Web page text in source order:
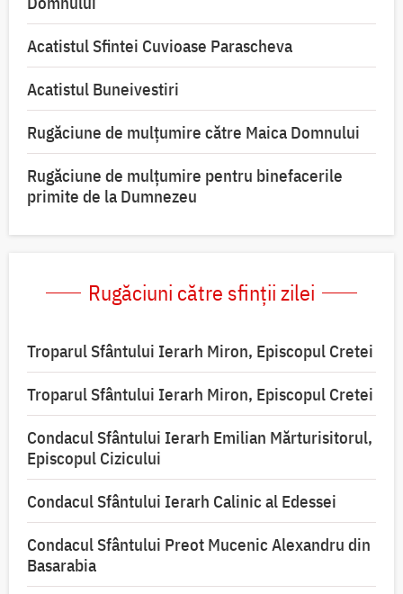
Acatistul Sfintei Cuvioase Parascheva
Acatistul Buneivestiri
Rugăciune de mulţumire către Maica Domnului
Rugăciune de mulțumire pentru binefacerile
primite de la Dumnezeu
Rugăciuni către sfinții zilei
Troparul Sfântului Ierarh Miron, Episcopul Cretei
Troparul Sfântului Ierarh Miron, Episcopul Cretei
Condacul Sfântului Ierarh Emilian Mărturisitorul,
Episcopul Cizicului
Condacul Sfântului Ierarh Calinic al Edessei
Condacul Sfântului Preot Mucenic Alexandru din
Basarabia